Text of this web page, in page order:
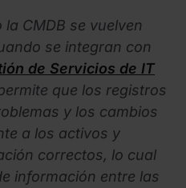
CMDB se vuelven
se integran con
de Servicios de IT
que los registros
y los cambios
a los activos y
correctos, lo cual
información entre las